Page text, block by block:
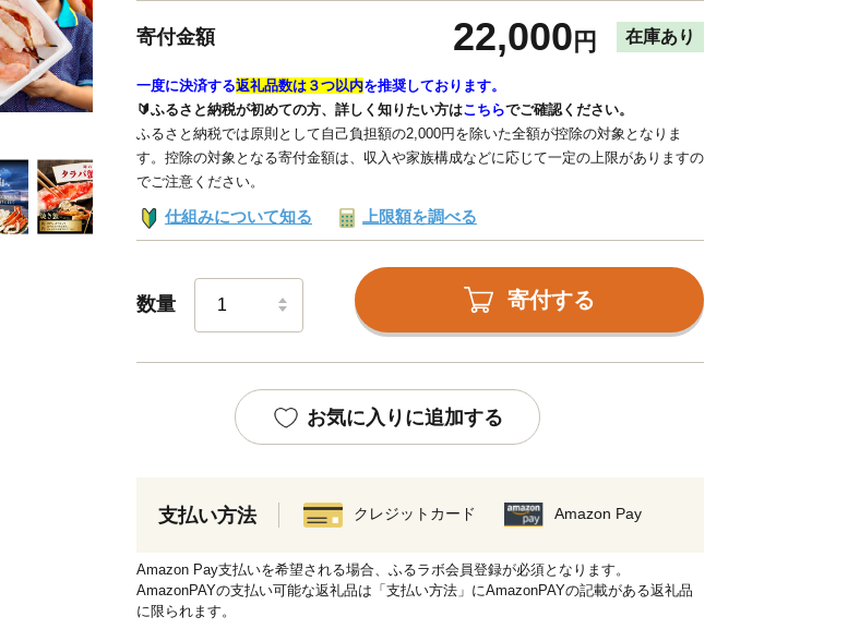
寄付金額 22,000 円 在庫あり
一度に決済する返礼品数は３つ以内を推奨しております。
🔰ふるさと納税が初めての方、詳しく知りたい方はこちらでご確認ください。
ふるさと納税では原則として自己負担額の2,000円を除いた全額が控除の対象となりま
す。控除の対象となる寄付金額は、収入や家族構成などに応じて一定の上限がありますの
でご注意ください。
仕組みについて知る 上限額を調べる
数量 寄付する
お気に入りに追加する
支払い方法 クレジットカード Amazon Pay
Amazon Pay支払いを希望される場合、ふるラボ会員登録が必須となります。
AmazonPAYの支払い可能な返礼品は「支払い方法」にAmazonPAYの記載がある返礼品
に限られます。